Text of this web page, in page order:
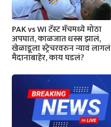
PAK vs WI टॅस्ट मॅचमध्ये मोठा
अपघात, काळजात धस्स झालं,
खेळाडूला स्ट्रेचरवरुन न्यावं लागलं
मैदानाबाहेर, काय घडलं?